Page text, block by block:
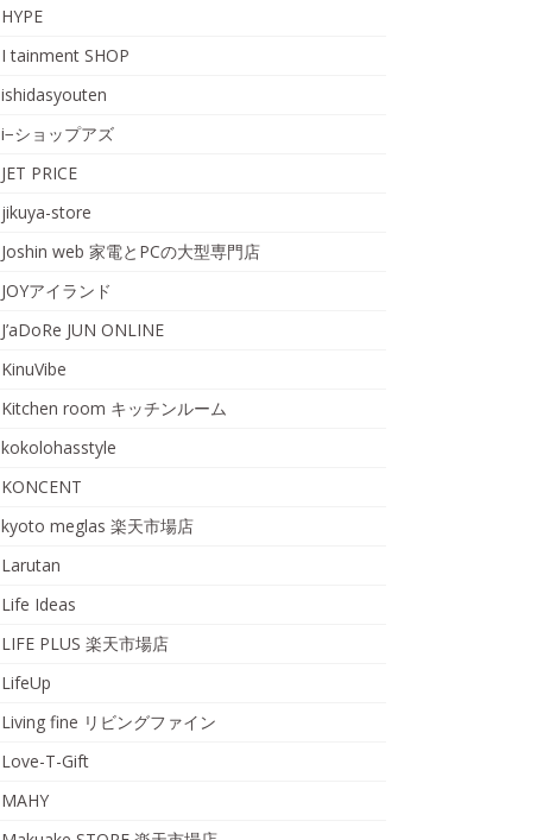
HYPE
I tainment SHOP
ishidasyouten
i−ショップアズ
JET PRICE
jikuya-store
Joshin web 家電とPCの大型専門店
JOYアイランド
J’aDoRe JUN ONLINE
KinuVibe
Kitchen room キッチンルーム
kokolohasstyle
KONCENT
kyoto meglas 楽天市場店
Larutan
Life Ideas
LIFE PLUS 楽天市場店
LifeUp
Living fine リビングファイン
Love-T-Gift
MAHY